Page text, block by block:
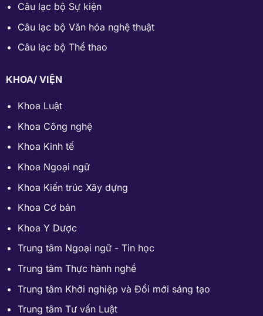
Câu lạc bộ Sự kiện
Câu lạc bộ Văn hóa nghệ thuật
Câu lạc bộ Thể thao
KHOA/ VIỆN
Khoa Luật
Khoa Công nghệ
Khoa Kinh tế
Khoa Ngoại ngữ
Khoa Kiến trúc Xây dựng
Khoa Cơ bản
Khoa Y Dược
Trung tâm Ngoại ngữ - Tin học
Trung tâm Thực hành nghề
Trung tâm Khởi nghiệp và Đổi mới sáng tạo
Trung tâm Tư vấn Luật